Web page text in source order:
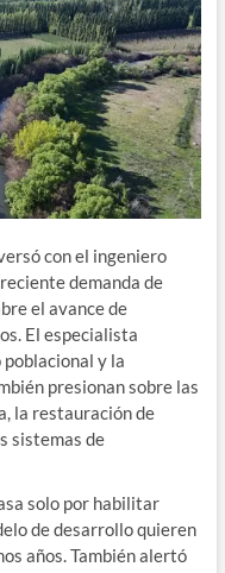
con el ingeniero
demanda de
el avance de
El especialista
y la
presionan sobre las
la restauración de
sistemas de
solo por habilitar
de desarrollo quieren
años. También alertó